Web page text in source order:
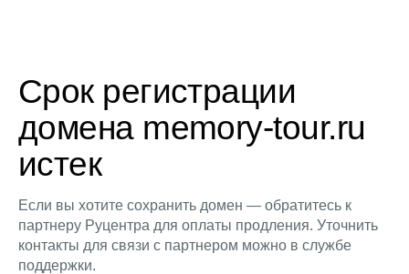
Срок регистрации
домена memory-tour.ru
истек
Если вы хотите сохранить домен — обратитесь к
партнеру Руцентра для оплаты продления. Уточнить
контакты для связи с партнером можно в службе
поддержки.